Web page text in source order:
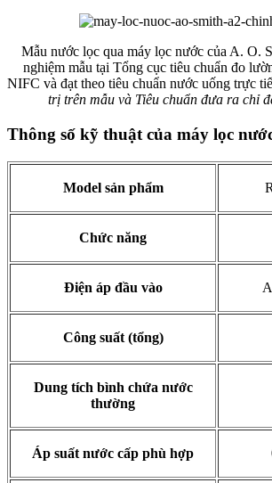
Mẫu nước lọc qua máy lọc nước của A. O.
nghiệm mẫu tại Tổng cục tiêu chuẩn đo
NIFC và đạt theo tiêu chuẩn nước uống trực
trị trên mẫu và Tiêu chuẩn đưa ra chỉ
Thông số kỹ thuật của máy lọc
Model sản phẩm
Chức năng
Điện áp đầu vào
Công suất (tổng)
Dung tích bình chứa nước
thường
Áp suất nước cấp phù hợp